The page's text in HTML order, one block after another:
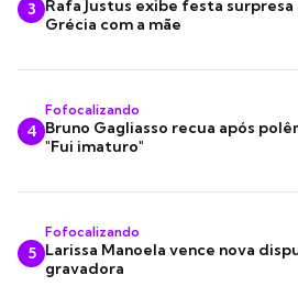
3 Rafa Justus exibe festa surpresa
Grécia com a mãe
4
Fofocalizando
Bruno Gagliasso recua após
"Fui imaturo"
5
Fofocalizando
Larissa Manoela vence nova
gravadora